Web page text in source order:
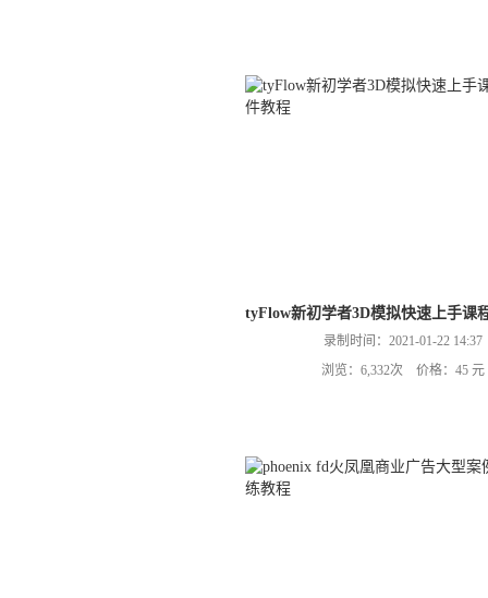
tyFlow新初学者3D模拟快速上手课
录制时间：2021-01-22 14:37
浏览：6,332次 价格：45 元